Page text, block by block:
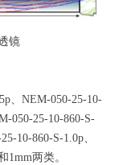
镜
、NEM-050-25-10-
050-25-10-860-S-
10-860-S-1.0p、
1mm两类。